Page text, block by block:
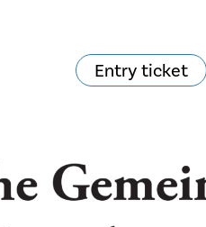
Entry ticket
The music in the